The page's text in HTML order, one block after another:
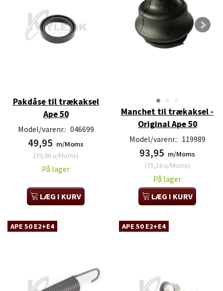
Pakdåse til trækaksel
Ape 50
Model/varenr.: 046699
49,95 m/Moms
(39,96u/Moms)
På lager
LÆG I KURV
Manchet til trækaksel -
Original Ape 50
Model/varenr.: 119989
93,95 m/Moms
(75,16u/Moms)
På lager
LÆG I KURV
APE 50 E2+E4 APE 50 E2+E4